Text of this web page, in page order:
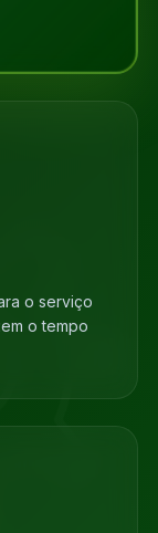
o serviço
o tempo